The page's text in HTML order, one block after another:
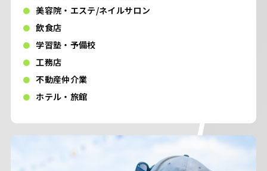
美容院・エステ/ネイルサロン
飲食店
学習塾・予備校
工務店
不動産仲介業
ホテル・旅館